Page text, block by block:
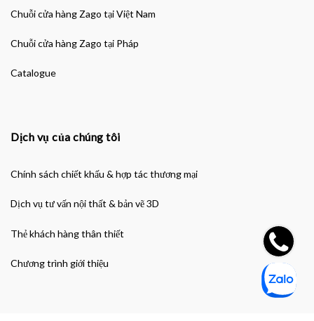
Chuỗi cửa hàng Zago tại Việt Nam
Chuỗi cửa hàng Zago tại Pháp
Catalogue
Dịch vụ của chúng tôi
Chính sách chiết khấu & hợp tác thương mại
Dịch vụ tư vấn nội thất & bản vẽ 3D
Thẻ khách hàng thân thiết
Chương trình giới thiệu